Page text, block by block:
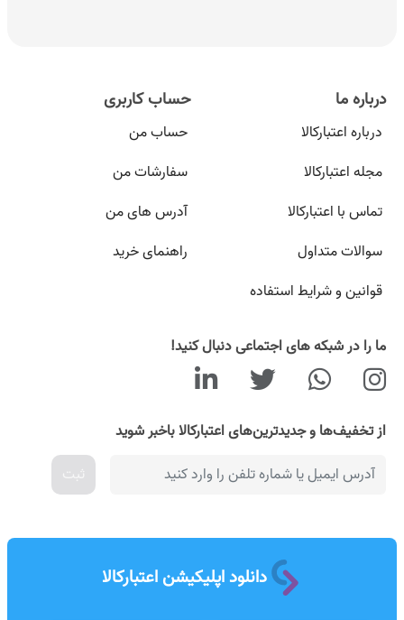
درباره ما
درباره اعتبارکالا
مجله اعتبارکالا
تماس با اعتبارکالا
سوالات متداول
قوانین و شرایط استفاده
حساب کاربری
حساب من
سفارشات من
آدرس های من
راهنمای خرید
ما را در شبکه های اجتماعی دنبال کنید!
از تخفیف‌ها و جدیدترین‌های اعتبارکالا باخبر شوید
ثبت
دانلود اپلیکیشن اعتبارکالا